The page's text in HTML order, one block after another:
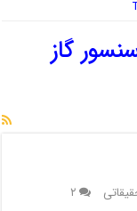
گاز
۲